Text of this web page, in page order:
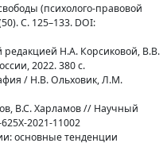
(психолого-правовой
С. 125–133. DOI:
Н.А. Корсиковой, В.В.
2022. 380 с.
/ Н.В. Ольховик, Л.М.
В.С. Харламов // Научный
2021-11002
основные тенденции